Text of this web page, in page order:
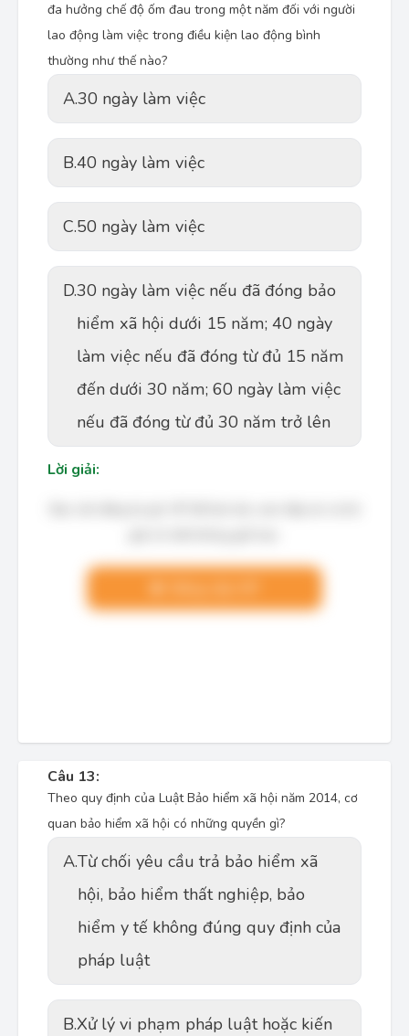
đa hưởng chế độ ốm đau trong một năm đối với người
lao động làm việc trong điều kiện lao động bình
thường như thế nào?
A.30 ngày làm việc
B.40 ngày làm việc
C.50 ngày làm việc
D.30 ngày làm việc nếu đã đóng bảo
hiểm xã hội dưới 15 năm; 40 ngày
làm việc nếu đã đóng từ đủ 15 năm
đến dưới 30 năm; 60 ngày làm việc
nếu đã đóng từ đủ 30 năm trở lên
Lời giải:
Câu 13:
Theo quy định của Luật Bảo hiểm xã hội năm 2014, cơ
quan bảo hiểm xã hội có những quyền gì?
A.Từ chối yêu cầu trả bảo hiểm xã
hội, bảo hiểm thất nghiệp, bảo
hiểm y tế không đúng quy định của
pháp luật
B.Xử lý vi phạm pháp luật hoặc kiến